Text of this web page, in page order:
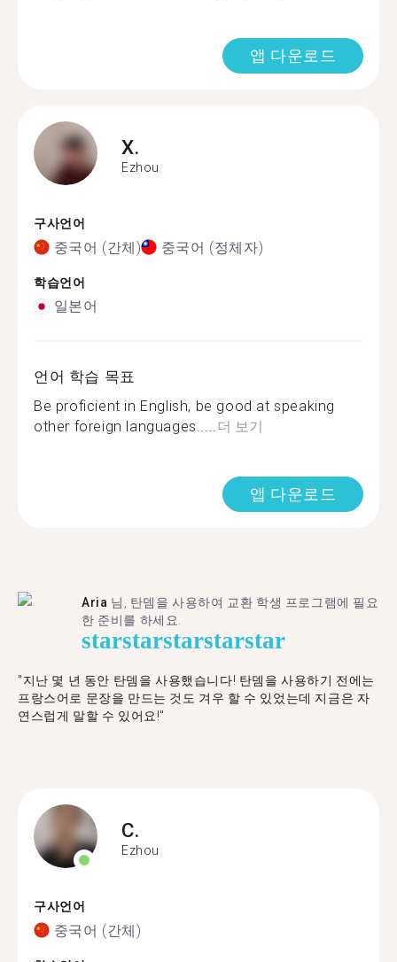
앱 다운로드
X.
Ezhou
구사언어
중국어 (간체) 중국어 (정체자)
학습언어
일본어
언어 학습 목표
Be proficient in English, be good at speaking
other foreign languages.....더 보기
앱 다운로드
Aria 님, 탄뎀을 사용하여 교환 학생 프로그램에 필요
한 준비를 하세요.
starstarstarstarstar
"​​지난 몇 년 동안 탄뎀을 사용했습니다! 탄뎀을 사용하기 전에는
프랑스어로 문장을 만드는 것도 겨우 할 수 있었는데 지금은 자
연스럽게 말할 수 있어요!"
C.
Ezhou
구사언어
중국어 (간체)